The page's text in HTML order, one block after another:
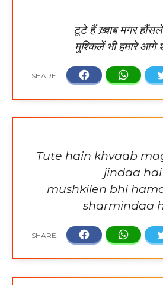
टूटे हैं ख़्वाब मगर
मुश्किलें भी हमारे आगे
Tute hain khvaab
jindaa hai
mushkilen bhi
sharmindaa